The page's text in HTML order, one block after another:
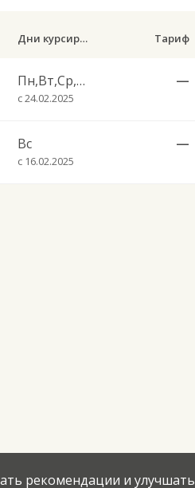
Дни курсирования Тариф
Пн,Вт,Ср,Чт,Пт,Сб
с 24.02.2025
—
Вс
с 16.02.2025
—
рекомендации и улучшать